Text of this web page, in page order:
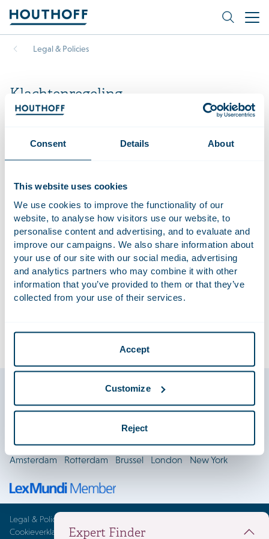
Consent Details About
This website uses cookies
We use cookies to improve the functionality of our
website, to analyse how visitors use our website, to
personalise content and advertising, and to evaluate and
improve our campaigns. We also share information about
your use of our site with our social media, advertising
and analytics partners who may combine it with other
information that you’ve provided to them or that they’ve
collected from your use of their services.
Accept
Customize
Reject
Legal & Policies
Klachtenregeling
u onverhoopt ontevreden bent over het werk dat een
advocaat of een (kandidaat-)notaris namens Houthoff heeft
uitgevoerd, of over een door Houthoff aan u verzonden
declaratie, verzoeken wij u uw klacht aan ons kenbaar te
maken. Overeenkomstig de procedure zoals vastgelegd in
onderstaande Kantoorklachtenregeling zullen wij uw klacht
in behandeling nemen en er naar streven uw klacht binnen
een redelijke termijn op te lossen.
Klikhiervoor onze Kantoorklachtenregeling Notariaat.
Locaties
Amsterdam Rotterdam Brussel London New York
Legal & Policies
Cookieverklaring Expert Finder